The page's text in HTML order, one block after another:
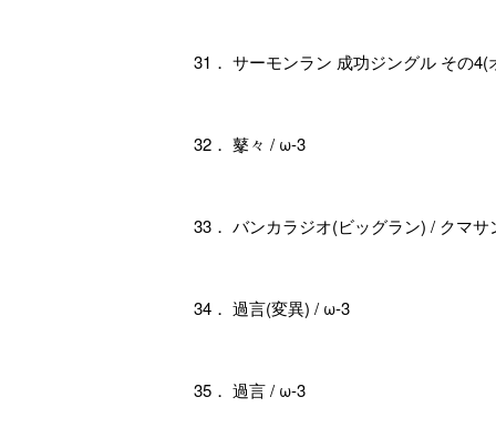
31． サーモンラン 成功ジングル その
32． 鼕々 / ω-3
33． バンカラジオ(ビッグラン) / クマサ
34． 過言(変異) / ω-3
35． 過言 / ω-3